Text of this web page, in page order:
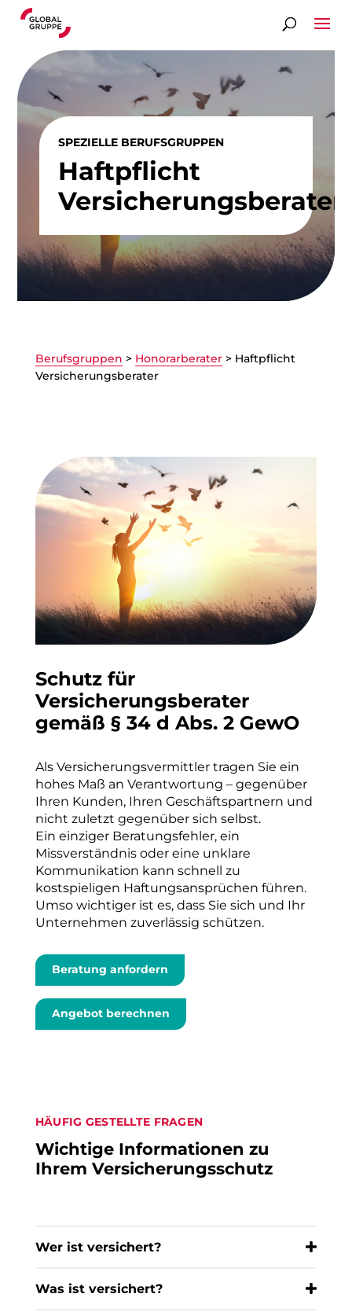
SPEZIELLE BERUFSGRUPPEN
Haftpflicht
Versicherungsberater
Berufsgruppen > Honorarberater> Haftpflicht
Versicherungsberater
Schutz für
Versicherungsberater
gemäß § 34 d Abs. 2 GewO
Als Versicherungsvermittler tragen Sie ein
hohes Maß an Verantwortung – gegenüber
Ihren Kunden, Ihren Geschäftspartnern und
nicht zuletzt gegenüber sich selbst.
Ein einziger Beratungsfehler, ein
Missverständnis oder eine unklare
Kommunikation kann schnell zu
kostspieligen Haftungsansprüchen führen.
Umso wichtiger ist es, dass Sie sich und Ihr
Unternehmen zuverlässig schützen.
Beratung anfordern
Angebot berechnen
HÄUFIG GESTELLTE FRAGEN
Wichtige Informationen zu
Ihrem Versicherungsschutz
Wer ist versichert?
Was ist versichert?